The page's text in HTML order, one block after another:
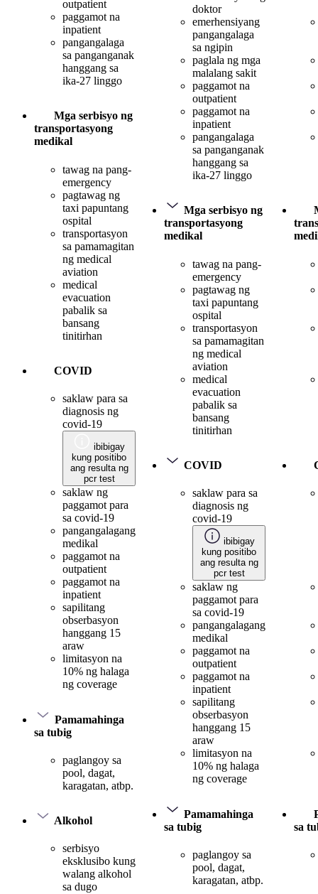
outpatient
paggamot na
inpatient
pangangalaga
sa panganganak
hanggang sa
ika-27 linggo
Mga serbisyo ng
transportasyong
medikal
tawag na pang-
emergency
pagtawag ng
taxi papuntang
ospital
transportasyon
sa pamamagitan
ng medical
aviation
medical
evacuation
pabalik sa
bansang
tinitirhan
COVID
saklaw para sa
diagnosis ng
covid-19
ibibigay
kung positibo
ang resulta ng
pcr test
saklaw ng
paggamot para
sa covid-19
pangangalagang
medikal
paggamot na
outpatient
paggamot na
inpatient
sapilitang
obserbasyon
hanggang 15
araw
limitasyon na
10% ng halaga
ng coverage
Pamamahinga
sa tubig
paglangoy sa
pool, dagat,
karagatan, atbp.
Alkohol
serbisyo
eksklusibo kung
walang alkohol
sa dugo
doktor
emerhensiyang
pangangalaga
sa ngipin
paglala ng mga
malalang sakit
paggamot na
outpatient
paggamot na
inpatient
pangangalaga
sa panganganak
hanggang sa
ika-27 linggo
Mga serbisyo ng
transportasyong
medikal
tawag na pang-
emergency
pagtawag ng
taxi papuntang
ospital
transportasyon
sa pamamagitan
ng medical
aviation
medical
evacuation
pabalik sa
bansang
tinitirhan
COVID
saklaw para sa
diagnosis ng
covid-19
ibibigay
kung positibo
ang resulta ng
pcr test
saklaw ng
paggamot para
sa covid-19
pangangalagang
medikal
paggamot na
outpatient
paggamot na
inpatient
sapilitang
obserbasyon
hanggang 15
araw
limitasyon na
10% ng halaga
ng coverage
Pamamahinga
sa tubig
paglangoy sa
pool, dagat,
karagatan, atbp.
sa